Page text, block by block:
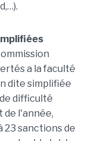
a la faculté
dite simplifiée
difficulté
de l'année,
23 sanctions de